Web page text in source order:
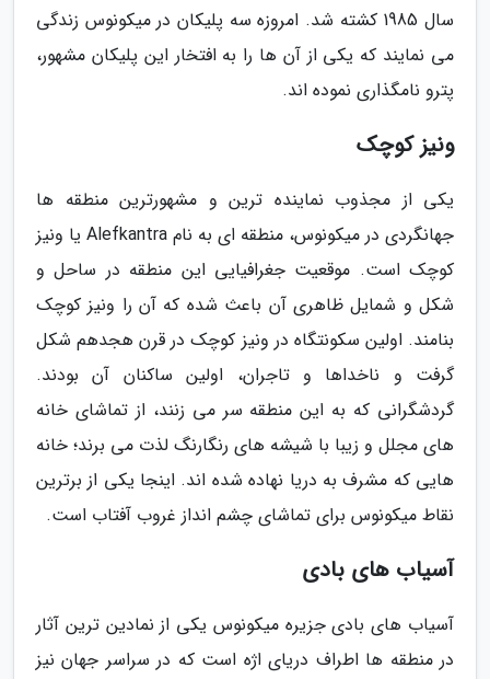
سال 1985 کشته شد. امروزه سه پلیکان در میکونوس زندگی
می نمایند که یکی از آن ها را به افتخار این پلیکان مشهور،
پترو نامگذاری نموده اند.
ونیز کوچک
یکی از مجذوب نماینده ترین و مشهورترین منطقه ها
جهانگردی در میکونوس، منطقه ای به نام Alefkantra یا ونیز
کوچک است. موقعیت جغرافیایی این منطقه در ساحل و
شکل و شمایل ظاهری آن باعث شده که آن را ونیز کوچک
بنامند. اولین سکونتگاه در ونیز کوچک در قرن هجدهم شکل
گرفت و ناخداها و تاجران، اولین ساکنان آن بودند.
گردشگرانی که به این منطقه سر می زنند، از تماشای خانه
های مجلل و زیبا با شیشه های رنگارنگ لذت می برند؛ خانه
هایی که مشرف به دریا نهاده شده اند. اینجا یکی از برترین
نقاط میکونوس برای تماشای چشم انداز غروب آفتاب است.
آسیاب های بادی
آسیاب های بادی جزیره میکونوس یکی از نمادین ترین آثار
در منطقه ها اطراف دریای اژه است که در سراسر جهان نیز